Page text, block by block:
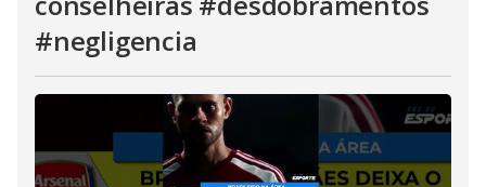
#negligencia